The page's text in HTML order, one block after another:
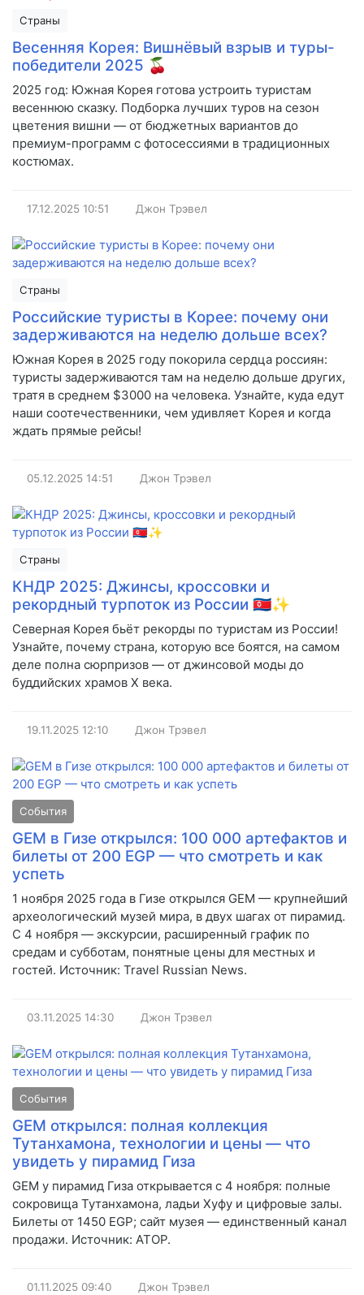
Страны
Весенняя Корея: Вишнёвый взрыв и туры-
победители 2025 🍒
2025 год: Южная Корея готова устроить туристам
весеннюю сказку. Подборка лучших туров на сезон
цветения вишни — от бюджетных вариантов до
премиум-программ с фотосессиями в традиционных
костюмах.
17.12.2025 10:51 Джон Трэвел
Страны
Российские туристы в Корее: почему они
задерживаются на неделю дольше всех?
Южная Корея в 2025 году покорила сердца россиян:
туристы задерживаются там на неделю дольше других,
тратя в среднем $3000 на человека. Узнайте, куда едут
наши соотечественники, чем удивляет Корея и когда
ждать прямые рейсы!
05.12.2025 14:51 Джон Трэвел
Страны
КНДР 2025: Джинсы, кроссовки и
рекордный турпоток из России 🇰🇵✨
Северная Корея бьёт рекорды по туристам из России!
Узнайте, почему страна, которую все боятся, на самом
деле полна сюрпризов — от джинсовой моды до
буддийских храмов X века.
19.11.2025 12:10 Джон Трэвел
События
GEM в Гизе открылся: 100 000 артефактов и
билеты от 200 EGP — что смотреть и как
успеть
1 ноября 2025 года в Гизе открылся GEM — крупнейший
археологический музей мира, в двух шагах от пирамид.
С 4 ноября — экскурсии, расширенный график по
средам и субботам, понятные цены для местных и
гостей. Источник: Travel Russian News.
03.11.2025 14:30 Джон Трэвел
События
GEM открылся: полная коллекция
Тутанхамона, технологии и цены — что
увидеть у пирамид Гиза
GEM у пирамид Гиза открывается с 4 ноября: полные
сокровища Тутанхамона, ладьи Хуфу и цифровые залы.
Билеты от 1450 EGP; сайт музея — единственный канал
продажи. Источник: АТОР.
01.11.2025 09:40 Джон Трэвел